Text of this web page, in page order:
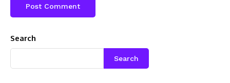
Search
Search